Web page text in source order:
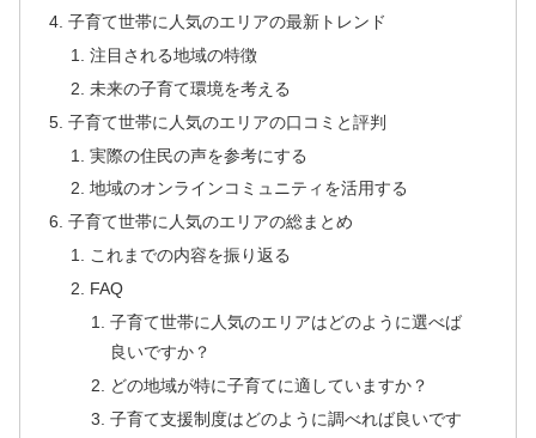
子育て世帯に人気のエリアの最新トレンド
注目される地域の特徴
未来の子育て環境を考える
子育て世帯に人気のエリアの口コミと評判
実際の住民の声を参考にする
地域のオンラインコミュニティを活用する
子育て世帯に人気のエリアの総まとめ
これまでの内容を振り返る
FAQ
子育て世帯に人気のエリアはどのように選べば
良いですか？
どの地域が特に子育てに適していますか？
子育て支援制度はどのように調べれば良いです